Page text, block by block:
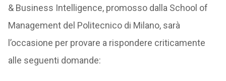
& Business Intelligence, promosso dalla School of
Management del Politecnico di Milano, sarà
l’occasione per provare a rispondere criticamente
alle seguenti domande: